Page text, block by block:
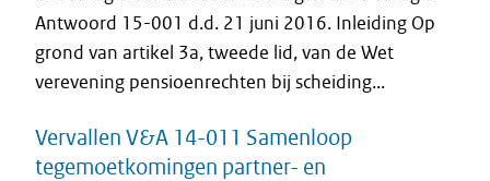
Antwoord 15-001 d.d. 21 juni 2016. Inleiding Op
grond van artikel 3a, tweede lid, van de Wet
verevening pensioenrechten bij scheiding...
Vervallen V&A 14-011 Samenloop
tegemoetkomingen partner- en